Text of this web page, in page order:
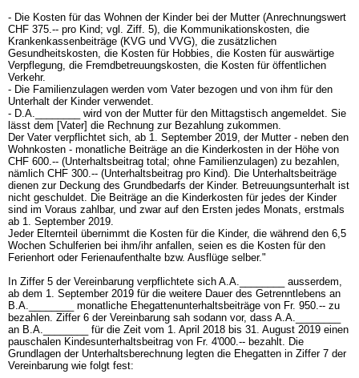
- Die Kosten für das Wohnen der Kinder bei der Mutter (Anrechnungswert
CHF 375.-- pro Kind; vgl. Ziff. 5), die Kommunikationskosten, die
Krankenkassenbeiträge (KVG und VVG), die zusätzlichen
Gesundheitskosten, die Kosten für Hobbies, die Kosten für auswärtige
Verpflegung, die Fremdbetreuungskosten, die Kosten für öffentlichen
Verkehr.
- Die Familienzulagen werden vom Vater bezogen und von ihm für den
Unterhalt der Kinder verwendet.
- D.A.________ wird von der Mutter für den Mittagstisch angemeldet. Sie
lässt dem [Vater] die Rechnung zur Bezahlung zukommen.
Der Vater verpflichtet sich, ab 1. September 2019, der Mutter - neben den
Wohnkosten - monatliche Beiträge an die Kinderkosten in der Höhe von
CHF 600.-- (Unterhaltsbeitrag total; ohne Familienzulagen) zu bezahlen,
nämlich CHF 300.-- (Unterhaltsbeitrag pro Kind). Die Unterhaltsbeiträge
dienen zur Deckung des Grundbedarfs der Kinder. Betreuungsunterhalt ist
nicht geschuldet. Die Beiträge an die Kinderkosten für jedes der Kinder
sind im Voraus zahlbar, und zwar auf den Ersten jedes Monats, erstmals
ab 1. September 2019.
Jeder Elternteil übernimmt die Kosten für die Kinder, die während den 6,5
Wochen Schulferien bei ihm/ihr anfallen, seien es die Kosten für den
Ferienhort oder Ferienaufenthalte bzw. Ausflüge selber."
In Ziffer 5 der Vereinbarung verpflichtete sich A.A.________ ausserdem,
ab dem 1. September 2019 für die weitere Dauer des Getrenntlebens an
B.A.________ monatliche Ehegattenunterhaltsbeiträge von Fr. 950.-- zu
bezahlen. Ziffer 6 der Vereinbarung sah sodann vor, dass A.A.________
an B.A.________ für die Zeit vom 1. April 2018 bis 31. August 2019 einen
pauschalen Kindesunterhaltsbeitrag von Fr. 4'000.-- bezahlt. Die
Grundlagen der Unterhaltsberechnung legten die Ehegatten in Ziffer 7 der
Vereinbarung wie folgt fest: